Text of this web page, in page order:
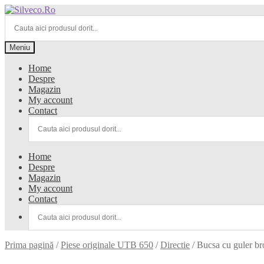
Meniu
Home
Despre
Magazin
My account
Contact
Home
Despre
Magazin
My account
Contact
Prima pagină /Piese originale UTB 650 /Directie /Bucsa cu guler